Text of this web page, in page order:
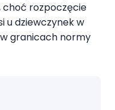
choć rozpoczęcie
u dziewczynek w
granicach normy